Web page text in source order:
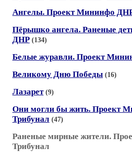
Ангелы. Проект Мининфо
Пёрышко ангела. Раненые
ДНР (134)
Белые журавли. Проект
Великому Дню Победы (16)
Лазарет (9)
Они могли бы жить. Проект
Трибунал (47)
Раненые мирные жители.
Трибунал